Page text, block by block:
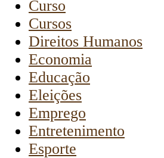
Curso
Cursos
Direitos Humanos
Economia
Educação
Eleições
Emprego
Entretenimento
Esporte